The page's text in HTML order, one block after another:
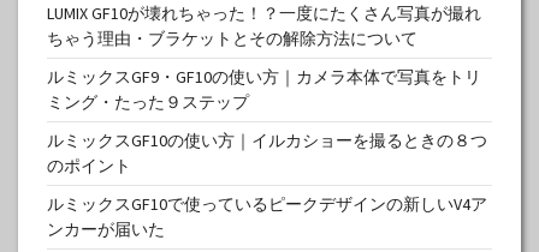
LUMIX GF10が壊れちゃった！？一度にたくさん写真が撮れ
ちゃう理由・ブラケットとその解除方法について
ルミックスGF9・GF10の使い方｜カメラ本体で写真をトリ
ミング・たった９ステップ
ルミックスGF10の使い方｜イルカショーを撮るときの８つ
のポイント
ルミックスGF10で使っているピークデザインの新しいV4ア
ンカーが届いた